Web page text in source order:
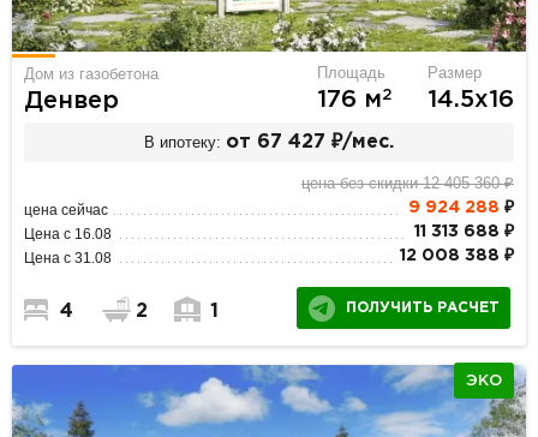
Дом из газобетона
Денвер
Площадь
176 м2
Размер
14.5х16
В ипотеку: от 67 427 ₽/мес.
цена без скидки 12 405 360 ₽
цена сейчас 9 924 288 ₽
Цена с 16.08 11 313 688 ₽
Цена с 31.08 12 008 388 ₽
4 2 1 ПОЛУЧИТЬ РАСЧЕТ
ЭКО